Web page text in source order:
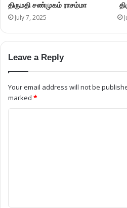
திருமதி சண்முகம் ராசம்மா
July 7, 2025
Leave a Reply
Your email address will not be
marked *